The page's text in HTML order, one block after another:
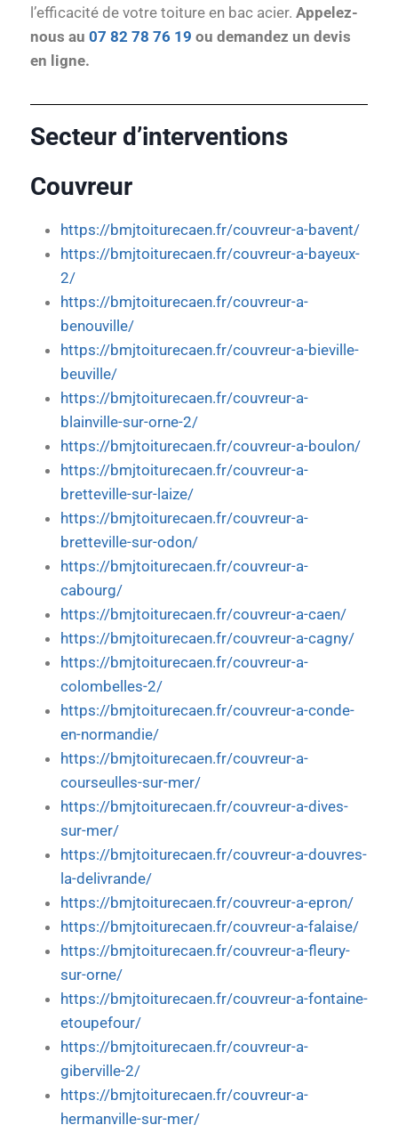
l’efficacité de votre toiture en bac acier. Appelez-
nous au 07 82 78 76 19 ou demandez un devis
en ligne.
Secteur d’interventions
Couvreur
https://bmjtoiturecaen.fr/couvreur-a-bavent/
https://bmjtoiturecaen.fr/couvreur-a-bayeux-
2/
https://bmjtoiturecaen.fr/couvreur-a-
benouville/
https://bmjtoiturecaen.fr/couvreur-a-bieville-
beuville/
https://bmjtoiturecaen.fr/couvreur-a-
blainville-sur-orne-2/
https://bmjtoiturecaen.fr/couvreur-a-boulon/
https://bmjtoiturecaen.fr/couvreur-a-
bretteville-sur-laize/
https://bmjtoiturecaen.fr/couvreur-a-
bretteville-sur-odon/
https://bmjtoiturecaen.fr/couvreur-a-
cabourg/
https://bmjtoiturecaen.fr/couvreur-a-caen/
https://bmjtoiturecaen.fr/couvreur-a-cagny/
https://bmjtoiturecaen.fr/couvreur-a-
colombelles-2/
https://bmjtoiturecaen.fr/couvreur-a-conde-
en-normandie/
https://bmjtoiturecaen.fr/couvreur-a-
courseulles-sur-mer/
https://bmjtoiturecaen.fr/couvreur-a-dives-
sur-mer/
https://bmjtoiturecaen.fr/couvreur-a-douvres-
la-delivrande/
https://bmjtoiturecaen.fr/couvreur-a-epron/
https://bmjtoiturecaen.fr/couvreur-a-falaise/
https://bmjtoiturecaen.fr/couvreur-a-fleury-
sur-orne/
https://bmjtoiturecaen.fr/couvreur-a-fontaine-
etoupefour/
https://bmjtoiturecaen.fr/couvreur-a-
giberville-2/
https://bmjtoiturecaen.fr/couvreur-a-
hermanville-sur-mer/